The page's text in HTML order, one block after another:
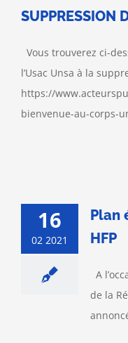
SUPPRESSION
Vous trouverez ci-
l’Usac Unsa à la
https://
bienvenue-au-corps-
16
02 2021
Plan
HFP
A
de la